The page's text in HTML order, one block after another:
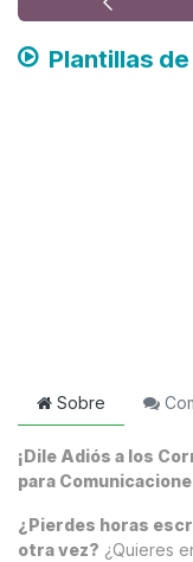
Plantillas
Sobre
¡Dile Adiós a los
para
¿Pierdes horas
otra vez? ¿Quieres